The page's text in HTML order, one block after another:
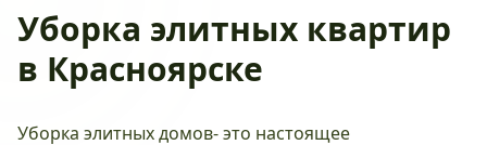
Уборка элитных квартир
в Красноярске
Уборка элитных домов- это настоящее